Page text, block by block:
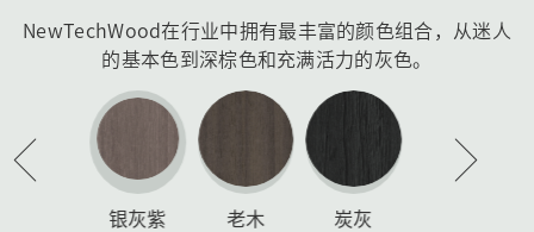
NewTechWood在行业中拥有最丰富的颜色组合，从迷人
的基本色到深棕色和充满活力的灰色。
银灰紫 老木 炭灰